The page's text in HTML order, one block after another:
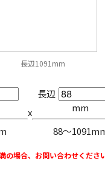
長辺1091mm
x
長辺
mm
88〜
場合、お問い合わせください